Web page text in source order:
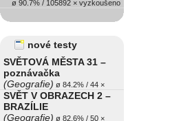
ø 90.7% / 105892 × vyzkoušeno
nové testy
SVĚTOVÁ MĚSTA 31 –
poznávačka
(Geografie) ø 84.2% / 44 ×
SVĚT V OBRAZECH 2 –
BRAZÍLIE
(Geografie) ø 82.6% / 50 ×